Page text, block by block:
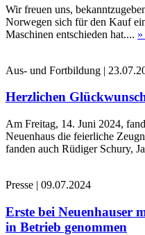
Wir freuen uns,
Norwegen sich für den Kauf
Maschinen entschieden hat....
Aus- und Fortbildung |
Herzlichen
Am Freitag, 14. Juni 2024,
Neuenhaus die feierliche
fanden auch Rüdiger Schury,
Presse | 09.07.2024
Erste bei Neuenhauser
in Betrieb genommen